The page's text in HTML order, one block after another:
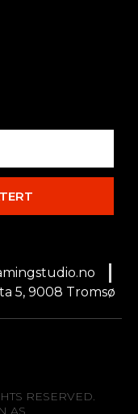
5, 9008 Tromsø
RESERVED.
AS